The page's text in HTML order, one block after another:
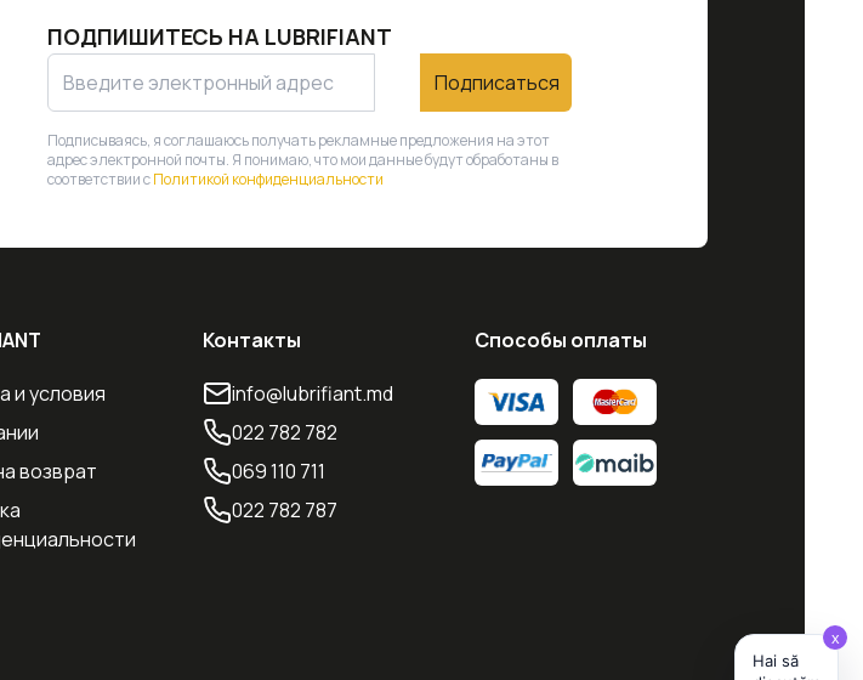
ПОДПИШИТЕСЬ НА LUBRIFIANT
Подписаться
Подписываясь, я соглашаюсь получать рекламные предложения на этот
адрес электронной почты. Я понимаю, что мои данные будут обработаны в
соответствии сПолитикой конфиденциальности
и условия
возврат
Контакты
info@lubrifiant.md
022 782 782
069 110 711
022 782 787
Способы оплаты